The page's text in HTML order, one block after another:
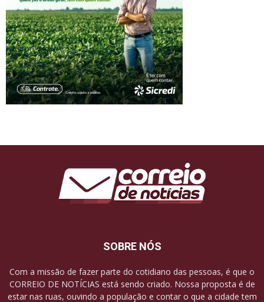
SOBRE NÓS
Com a missão de fazer parte do cotidiano das pessoas, é que o
CORREIO DE NOTÍCIAS está sendo criado. Nossa proposta é de
estar nas ruas, ouvindo a população e contar o que a cidade tem